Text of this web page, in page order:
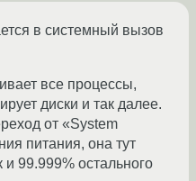
в системный вызов
все процессы,
диски и так далее.
от «System
питания, она тут
99.999% остального